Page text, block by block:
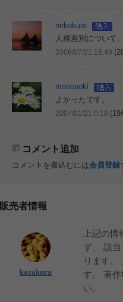
nekokuro
人種差別について
2006/07/21 15:40
moenaoki
よかったです。
2007/01/21 0:18 (19
コメント追加
コメントを書込むには会員登録
販売者情報
kazakura
上記の
ず、 該
ります。
す。 著
い。